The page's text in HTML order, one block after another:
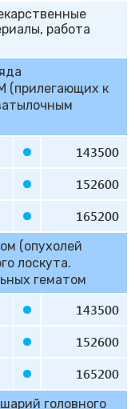
работа
(прилегающих к
143500
152600
165200
(опухолей
лоскута.
гематом
143500
152600
165200
головного